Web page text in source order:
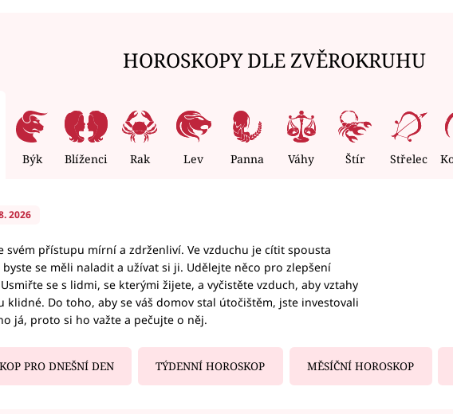
HOROSKOPY DLE ZVĚROKRUHU
Býk Blíženci Rak Lev Panna Váhy Štír Střelec
2026
svém přístupu mírní a zdrženliví. Ve vzduchu je cítit spousta
se měli naladit a užívat si ji. Udělejte něco pro zlepšení
se s lidmi, se kterými žijete, a vyčistěte vzduch, aby vztahy
klidné. Do toho, aby se váš domov stal útočištěm, jste investovali
já, proto si ho važte a pečujte o něj.
PRO DNEŠNÍ DEN TÝDENNÍ HOROSKOP MĚSÍČNÍ HOROSKOP